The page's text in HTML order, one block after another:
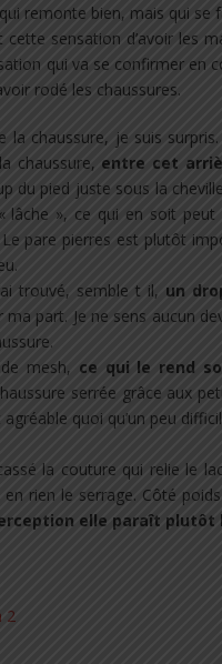
remonte bien, mais qui se
cette sensation d’avoir les
qui va se confirmer en
rodé les chaussures.
la chaussure, je suis
chaussure, entre cet
du pied juste sous la
« lâche », ce qui en soit peut
pare pierres est plutôt
trouvé, semble t il, un
part. Je ne sens aucun
mesh, ce qui le rend
serrée grâce aux
quoi qu’un peu
la couture qui relie le
en rien le serrage. Côté
elle paraît plutôt